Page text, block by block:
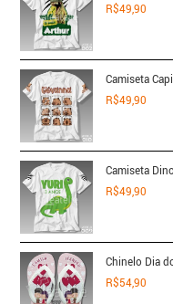
R$49,90
Camiseta
R$49,90
Camiseta
R$49,90
Chinelo Dia
R$54,90